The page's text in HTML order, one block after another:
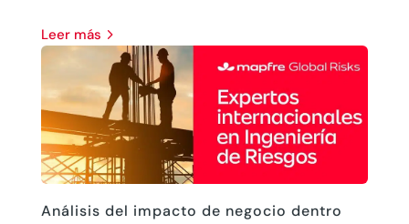
leer más
Análisis del impacto de negocio dentro